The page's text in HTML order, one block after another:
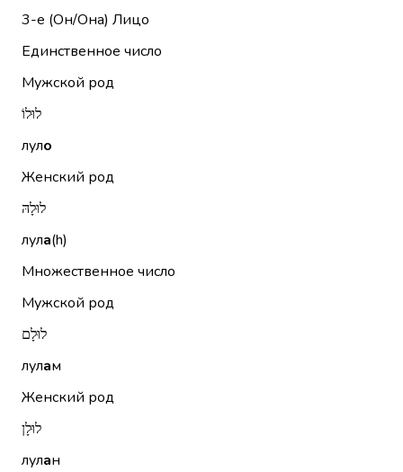
3-е (Он/Она) Лицо
Единственное число
Мужской род
לוּלוֹ
луло
Женский род
לוּלָהּ
лула(h)
Множественное число
Мужской род
לוּלָם
лулам
Женский род
לוּלָן
лулан